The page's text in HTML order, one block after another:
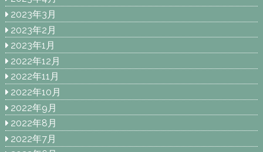
2023年3月
2023年2月
2023年1月
2022年12月
2022年11月
2022年10月
2022年9月
2022年8月
2022年7月